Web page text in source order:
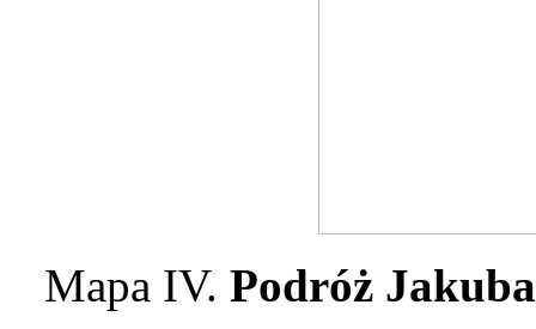
Mapa IV. Podróż